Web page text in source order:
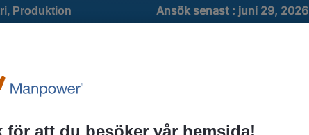
Produktion
Ansök senast : juni 29, 2026